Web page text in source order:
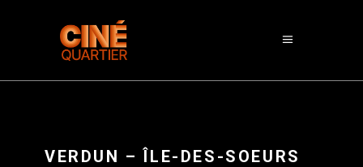
VERDUN – ÎLE-DES-SOEURS